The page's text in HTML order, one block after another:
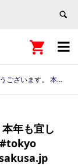


#tokyo #japan #ウィズコロナ https://e-asakusa.jp
年も宜し
#tokyo